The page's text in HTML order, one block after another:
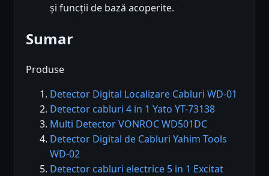
și funcții de bază acoperite.
Sumar
Produse
Detector Digital Localizare Cabluri WD-01
Detector cabluri 4 in 1 Yato YT-73138
Multi Detector VONROC WD501DC
Detector Digital de Cabluri Yahim Tools
WD-02
Detector cabluri electrice 5 in 1 Excitat